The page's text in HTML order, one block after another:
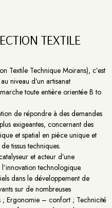
TEXTILE
Textile Technique Moirans), c’est
niveau d’un artisanat
toute entière orientée B to
de répondre à des demandes
exigeantes, concernant des
et spatial en pièce unique et
tissus techniques.
et acteur d’une
technologique.
dans le développement de
sur de nombreuses
; Ergonomie – confort ; Technicité